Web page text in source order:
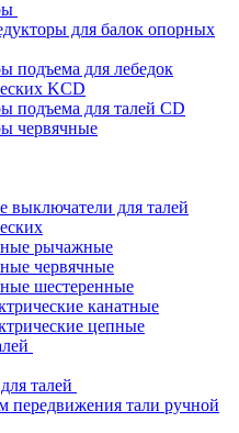
для балок опорных
подъема для лебедок
KCD
подъема для талей CD
червячные
выключатели для талей
рычажные
червячные
шестеренные
канатные
цепные
талей
передвижения тали ручной